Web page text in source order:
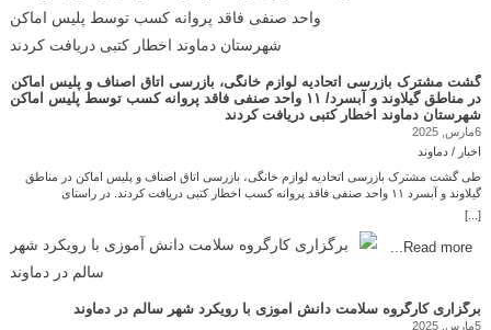
به ارزش نه میلیارد و چهارصد و پنجاه میلیون ریال معادل ۹۴۵ میلیون تومان بین ۷ نفر مددجویان
این نهاد توزیع گردیده است. چاپ کردن و دریافت کتاب الکترونیکی امید دماوند پایگاه خبری امید
گشت مشترک بازرسی اتحادیه لوازم خانگی، بازرسی اتاق اصناف و پلیس اماکن
در مناطق گیلاوند و آبسرد/ ۱۱ واحد صنفی فاقد پروانه کسب توسط پلیس اماکن
شهرستان دماوند اخطار کتبی دریافت کردند
6مارس, 2025
اخبار / دماوند
طی گشت مشترک بازرسی اتحادیه لوازم خانگی، بازرسی اتاق اصناف و پلیس اماکن در مناطق
گیلاوند و آبسرد ۱۱ واحد صنفی فاقد پروانه کسب اخطار کتبی دریافت کردند. در راستای
ساماندهی صنوف و نظارت بر فعالیت واحدهای تجاری، گشت مشترک اتحادیه لوازم خانگی
شهرستان دماوند، اداره اماکن و بازرسی اتاق اصناف از مناطق گیلاوند و آبسرد انجام شد. در این
بازرسی، وضعیت مجوزهای کسب‌وکار و بدهی‌های صنفی مورد بررسی قرار گرفت. در این گشت
به واحدهای صنفی زیر مجموعه این اتحادیه شامل فروش لوازم خانگی، پلاستیک، کادویی و …
تعداد ۱۱ واحد صنفی فاقد پروانه کسب توسط اداره اماکن اخطار کتبی داده شد و مقرر گردید در
کسبه گرامی خواهشمندیم هر چه سریع‌تر جهت دریافت شناسه یکتا و پروانه کسب اقدام نمایند تا
از بروز مشکلات بعدی جلوگیری می‌شود. همچنین اتحادیه مربوطه تأکید کرد که صاحبان این
[...]
Read more...
برگزاری کارگروه سلامت دانش آموزی با رویکرد شهر سالم در دماوند
5مارس, 2025